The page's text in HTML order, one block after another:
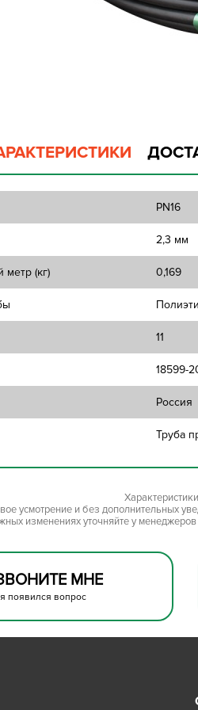
PN16
2,3 мм
метр (кг) 0,169
11
18599-
Россия
Труба
усмотрение и без дополнительных
изменениях уточняйте у
МНЕ
появился вопрос